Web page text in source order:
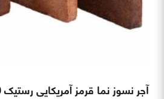
آجر نسوز نما قرمز آمریکایی رستیک AR20